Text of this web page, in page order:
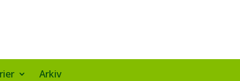
Arkiv